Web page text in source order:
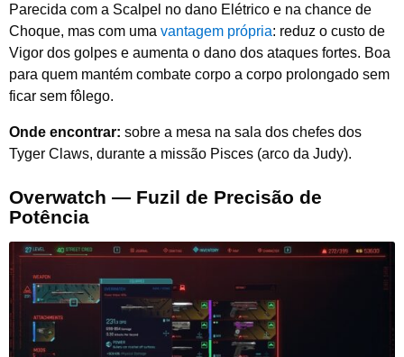
Parecida com a Scalpel no dano Elétrico e na chance de
Choque, mas com uma vantagem própria: reduz o custo de
Vigor dos golpes e aumenta o dano dos ataques fortes. Boa
para quem mantém combate corpo a corpo prolongado sem
ficar sem fôlego.
Onde encontrar: sobre a mesa na sala dos chefes dos
Tyger Claws, durante a missão Pisces (arco da Judy).
Overwatch — Fuzil de Precisão de
Potência